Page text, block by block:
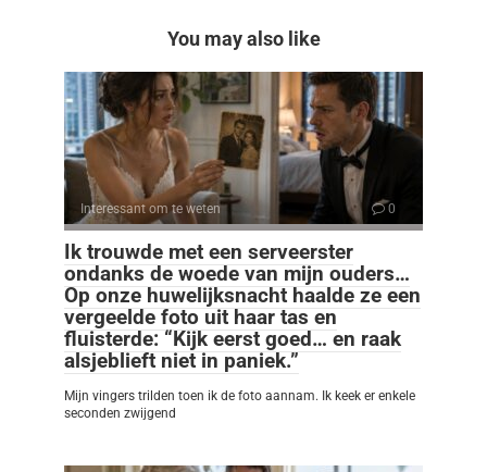
You may also like
Interessant om te weten 0
Ik trouwde met een serveerster
ondanks de woede van mijn ouders…
Op onze huwelijksnacht haalde ze een
vergeelde foto uit haar tas en
fluisterde: “Kijk eerst goed… en raak
alsjeblieft niet in paniek.”
Mijn vingers trilden toen ik de foto aannam. Ik keek er enkele
seconden zwijgend